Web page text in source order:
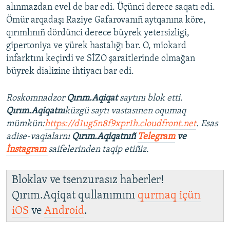
alınmazdan evel de bar edi. Üçünci derece saqatı edi.
Ömür arqadaşı Raziye Gafarovanıñ aytqanına köre,
qırımlınıñ dördünci derece büyrek yetersizligi,
gipertoniya ve yürek hastalığı bar. O, miokard
infarktını keçirdi ve SİZO şaraitlerinde olmağan
büyrek dializine ihtiyacı bar edi.
Roskomnadzor Qırım.Aqiqatsaytını blok etti.
Qırım.Aqiqatnıküzgü saytı vastasınen oqumaq
mümkün:https://d1ug5n8f9xpr1h.cloudfront.net. Esas
adise-vaqialarnı Qırım.AqiqatnıñTelegramve
İnstagram saifelerinden taqip etiñiz.
Bloklav ve tsenzurasız haberler!
Qırım.Aqiqat qullanımını qurmaq içün
iOS ve Android.